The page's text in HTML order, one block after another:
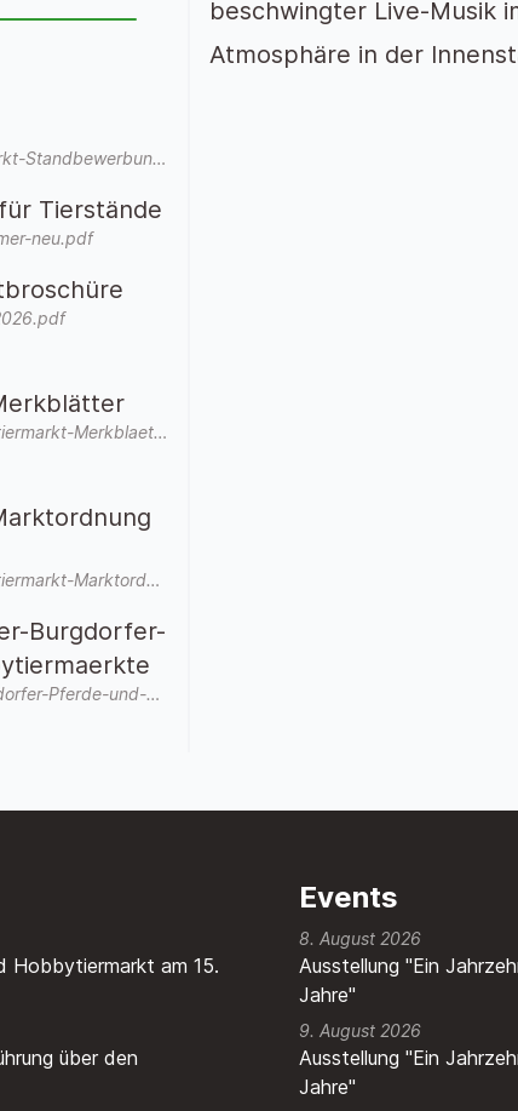
beschwingter Live-Musik
Atmosphäre in der
Pferde-und-Hobbytiermarkt-Standbewerbung-2026-neu.pdf
Tierstände
neu.pdf
2026-Pferde-und-Hobbytiermarkt-Merkblaetter.pdf
2026-Pferde-und-Hobbytiermarkt-Marktordnung-allgemein.pdf
Burgdorfer-
Die-Geschichte-der-Burgdorfer-Pferde-und-Hobbytiermaerkte-3.pdf
Hobbytiermarkt am 15.
über den
Events
8. August 2026
Ausstellung "Ein
Jahre"
9. August 2026
Ausstellung "Ein
Jahre"